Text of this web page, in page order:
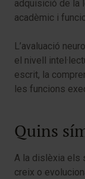
adquisició de la
acadèmic i
L’avaluació
el nivell
escrit, la
les funcions
Quins
A la dislèxia els
creix o